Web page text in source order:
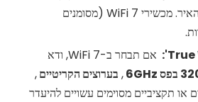
למכשירים תואמים כדי להאיר. מכשירי WiFi 7 (מסומנים
אם תבחר ב-WiFi 7, ודא
, בערוצים הקריטיים,
או תקציביים מסוימים עשויים להיעדר